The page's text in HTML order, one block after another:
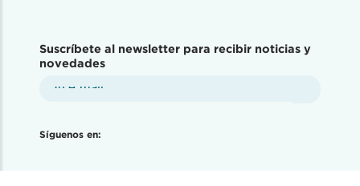
Suscríbete al newsletter para recibir noticias y
novedades
Síguenos en: